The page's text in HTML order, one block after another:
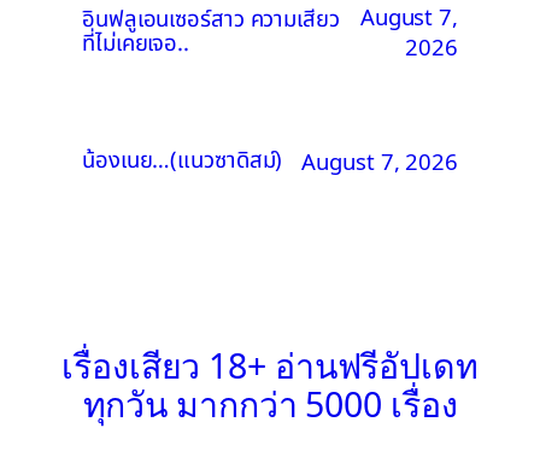
อินฟลูเอนเซอร์สาว ความเสียว
ที่ไม่เคยเจอ..
August 7,
2026
น้องเนย…(แนวซาดิสม์) August 7, 2026
เรื่องเสียว 18+ อ่านฟรีอัปเดท
ทุกวัน มากกว่า 5000 เรื่อง